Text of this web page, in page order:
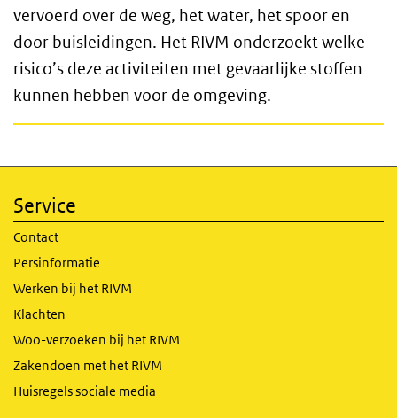
vervoerd over de weg, het water, het spoor en
door buisleidingen. Het RIVM onderzoekt welke
risico’s deze activiteiten met gevaarlijke stoffen
kunnen hebben voor de omgeving.
Service
Contact
Persinformatie
Werken bij het RIVM
Klachten
Woo-verzoeken bij het RIVM
Zakendoen met het RIVM
Huisregels sociale media